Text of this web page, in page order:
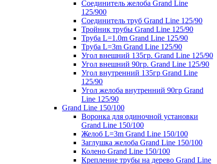
Соединитель желоба Grand Line
125/900
Соединитель труб Grand Line 125/90
Тройник трубы Grand Line 125/90
Труба L=1.0m Grand Line 125/90
Труба L=3m Grand Line 125/90
Угол внешний 135гр. Grand Line 125/90
Угол внешний 90гр. Grand Line 125/90
Угол внутренний 135гр Grand Line
125/90
Угол желоба внутренний 90гр Grand
Line 125/90
Grand Line 150/100
Воронка для одиночной установки
Grand Line 150/100
Желоб L=3m Grand Line 150/100
Заглушка желоба Grand Line 150/100
Колено Grand Line 150/100
Крепление трубы на дерево Grand Line